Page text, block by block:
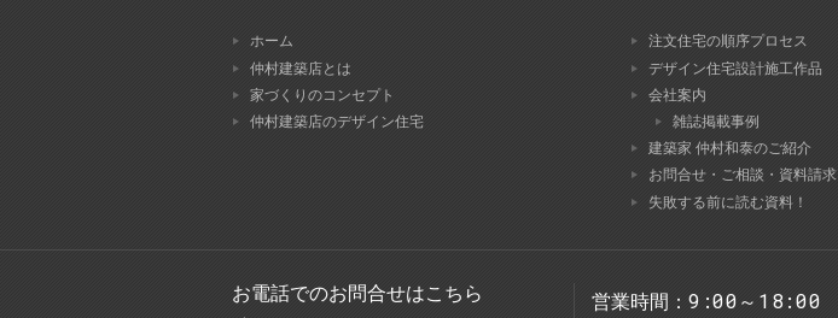
ホーム
仲村建築店とは
家づくりのコンセプト
仲村建築店のデザイン住宅
注文住宅の順序プロセス
デザイン住宅設計施工作品
会社案内
雑誌掲載事例
建築家 仲村和泰のご紹介
お問合せ・ご相談・資料請求
失敗する前に読む資料！
お電話でのお問合せはこちら 営業時間 9:00～18:00